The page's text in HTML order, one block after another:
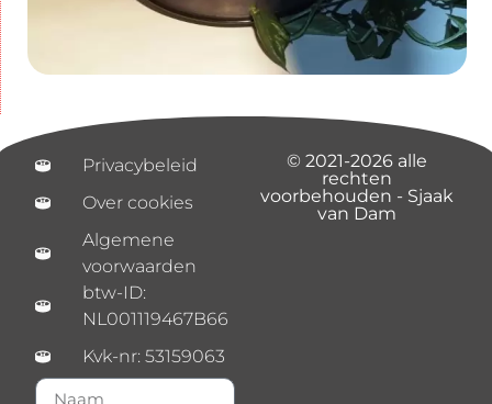
Privacybeleid
Over cookies
Algemene
voorwaarden
btw-ID:
NL001119467B66
Kvk-nr: 53159063
© 2021-2026 alle
rechten
voorbehouden - Sjaak
van Dam